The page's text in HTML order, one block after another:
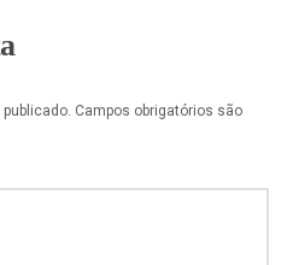
Campos obrigatórios são